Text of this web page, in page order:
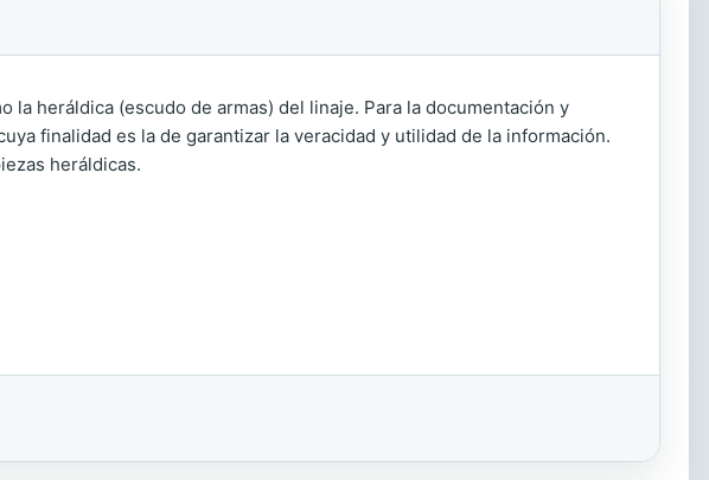
heráldica (escudo de armas) del linaje. Para la documentación y
finalidad es la de garantizar la veracidad y utilidad de la información.
heráldicas.